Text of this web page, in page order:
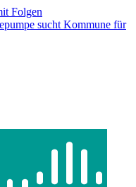
Folgen
sucht Kommune für